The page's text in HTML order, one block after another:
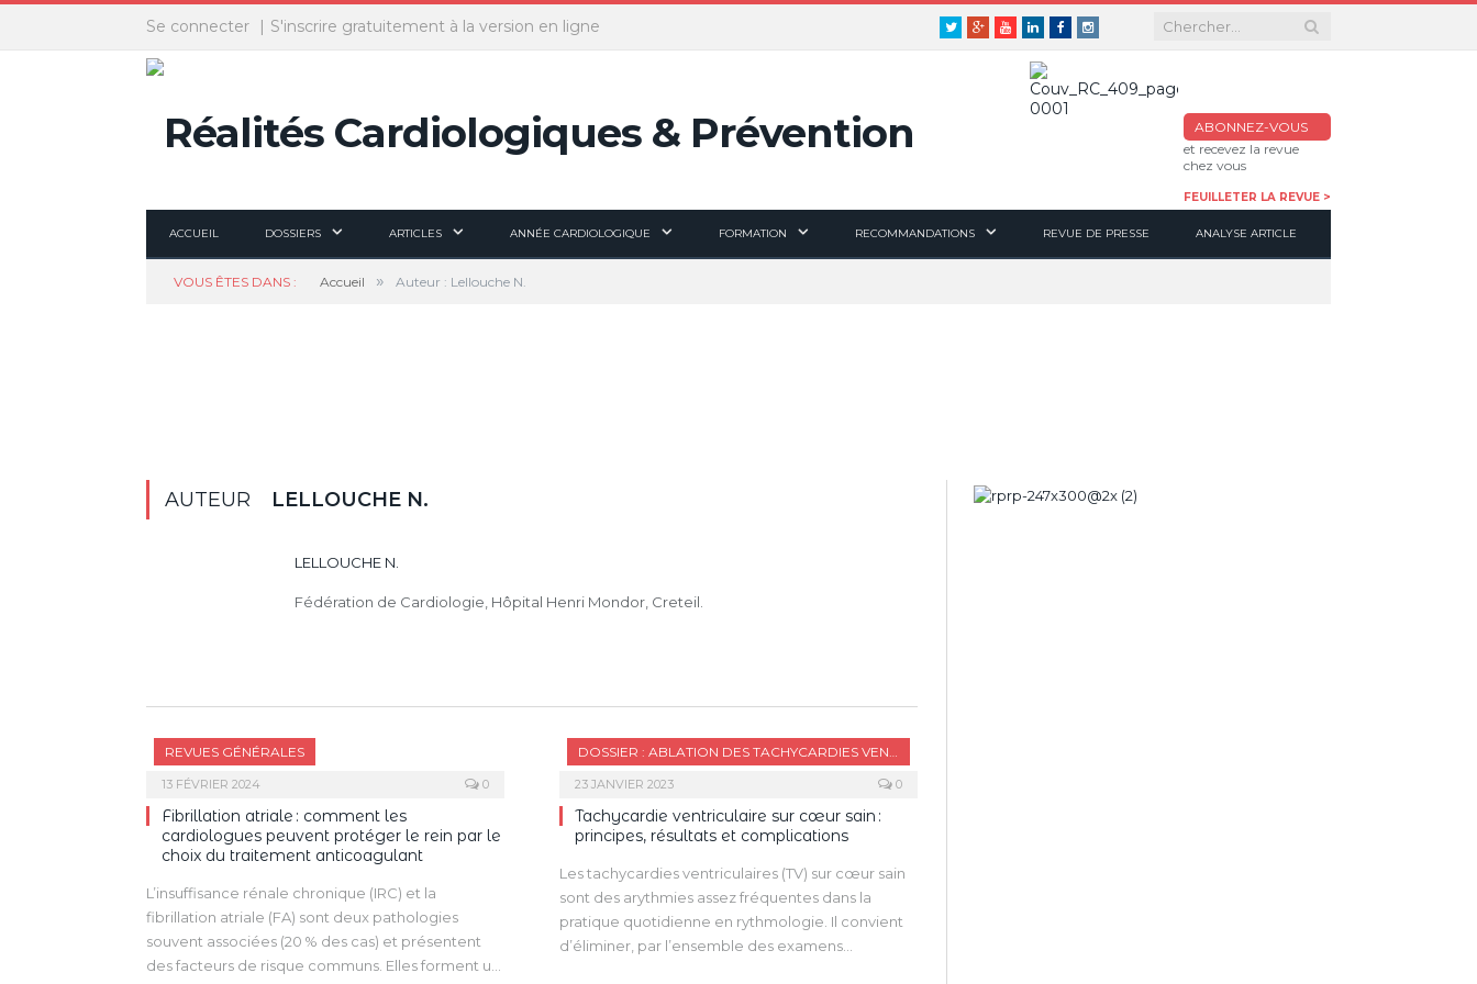
Panneau de gestion des cookies
TwitterGoogle+YoutubeLinkedinFacebookInstagram
Se connecter S'inscrire gratuitement à la version en ligne
ABONNEZ-VOUS
et recevez la revue
chez vous
FEUILLETER LA REVUE >
ACCUEIL DOSSIERS ARTICLES ANNÉE CARDIOLOGIQUE FORMATION RECOMMANDATIONS REVUE DE PRESSE ANALYSE ARTICLE
VOUS ÊTES DANS : Accueil » Auteur : Lellouche N.
AUTEUR LELLOUCHE N.
LELLOUCHE N.
Fédération de Cardiologie, Hôpital Henri Mondor, Creteil.
REVUES GÉNÉRALES
13 FÉVRIER 2024 0
Fibrillation atriale : comment les
cardiologues peuvent protéger le rein par le
choix du traitement anticoagulant
L’insuffisance rénale chronique (IRC) et la
fibrillation atriale (FA) sont deux pathologies
souvent associées (20 % des cas) et présentent
des facteurs de risque communs. Elles forment un
DOSSIER : ABLATION DES TACHYCARDIES VENTRICULAIRES
23 JANVIER 2023 0
Tachycardie ventriculaire sur cœur sain :
principes, résultats et complications
Les tachycardies ventriculaires (TV) sur cœur sain
sont des arythmies assez fréquentes dans la
pratique quotidienne en rythmologie. Il convient
d’éliminer, par l’ensemble des examens